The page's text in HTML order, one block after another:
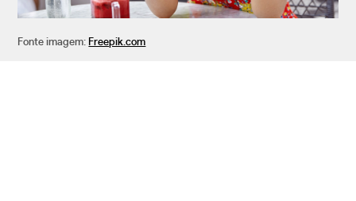
Fonte imagem: Freepik.com